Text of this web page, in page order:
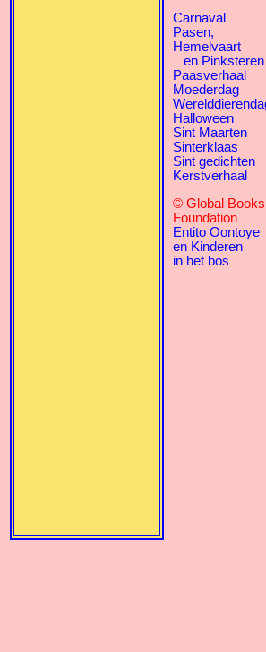
Carnaval
Pasen,
Hemelvaart
en Pinksteren
Paasverhaal
Moederdag
Halloween
Sint Maarten
Sinterklaas
Sint gedichten
Kerstverhaal
© Global Books
Foundation
Entito Oontoye
en Kinderen
in het bos